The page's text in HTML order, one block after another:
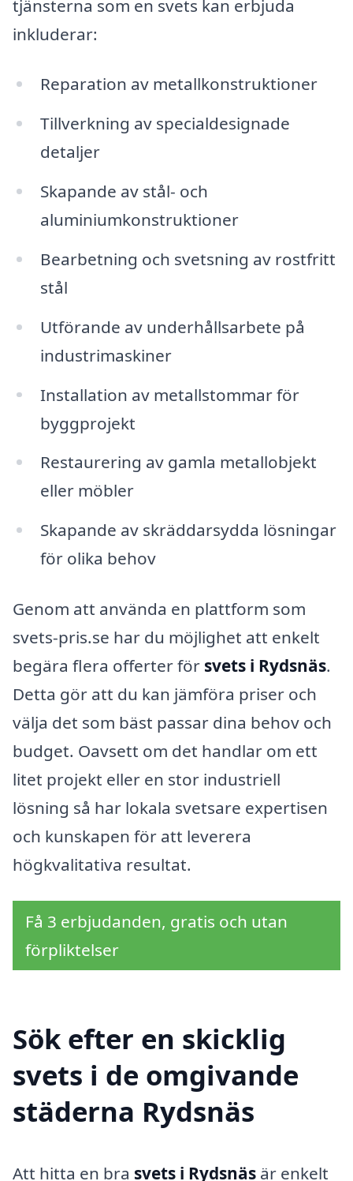
tjänsterna som en svets kan erbjuda
inkluderar:
Reparation av metallkonstruktioner
Tillverkning av specialdesignade
detaljer
Skapande av stål- och
aluminiumkonstruktioner
Bearbetning och svetsning av rostfritt
stål
Utförande av underhållsarbete på
industrimaskiner
Installation av metallstommar för
byggprojekt
Restaurering av gamla metallobjekt
eller möbler
Skapande av skräddarsydda lösningar
för olika behov
Genom att använda en plattform som
svets-pris.se har du möjlighet att enkelt
begära flera offerter för svets i Rydsnäs.
Detta gör att du kan jämföra priser och
välja det som bäst passar dina behov och
budget. Oavsett om det handlar om ett
litet projekt eller en stor industriell
lösning så har lokala svetsare expertisen
och kunskapen för att leverera
högkvalitativa resultat.
Få 3 erbjudanden, gratis och utan
förpliktelser
Sök efter en skicklig
svets i de omgivande
städerna Rydsnäs
Att hitta en bra svets i Rydsnäs är enkelt